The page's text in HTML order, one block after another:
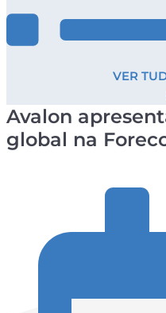
VER
Avalon
global na